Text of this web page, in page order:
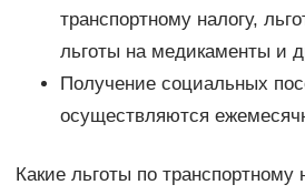
транспортному налогу,
льготы на медикаменты и
Получение социальных
осуществляются
Какие льготы по транспортному